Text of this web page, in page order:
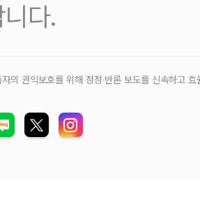
다.
의 권익보호를 위해 정정‧반론 보도를 신속하고